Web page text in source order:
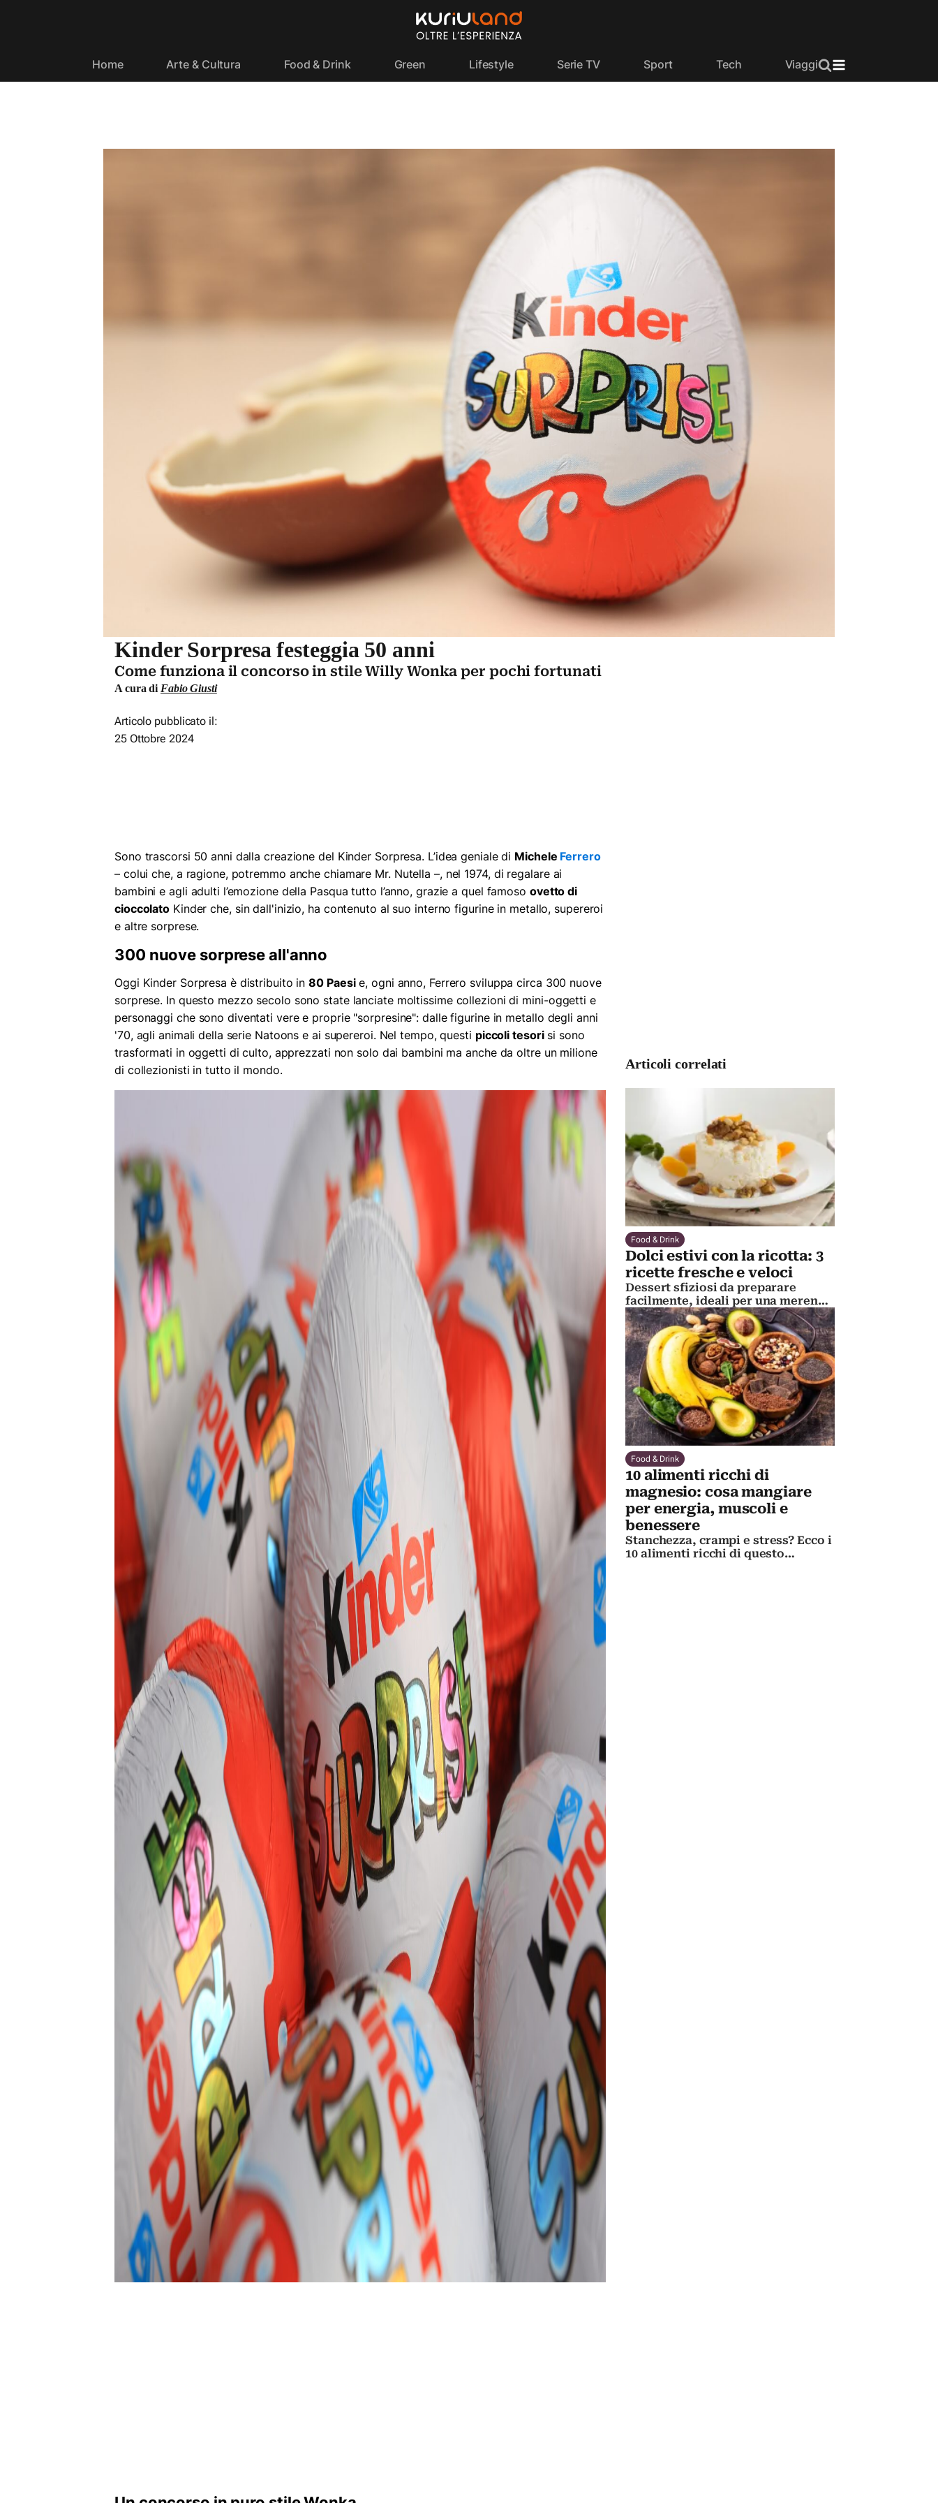
Home Arte & Cultura Food & Drink Green Lifestyle Serie TV Sport Tech Viaggi
Kinder Sorpresa festeggia 50 anni
Come funziona il concorso in stile Willy Wonka per pochi fortunati
A cura di Fabio Giusti
Articolo pubblicato il:
25 Ottobre 2024
Sono trascorsi 50 anni dalla creazione del Kinder Sorpresa. L’idea geniale di Michele Ferrero
– colui che, a ragione, potremmo anche chiamare Mr. Nutella –, nel 1974, di regalare ai
bambini e agli adulti l’emozione della Pasqua tutto l’anno, grazie a quel famoso ovetto di
cioccolato Kinder che, sin dall'inizio, ha contenuto al suo interno figurine in metallo, supereroi
e altre sorprese.
300 nuove sorprese all'anno
Oggi Kinder Sorpresa è distribuito in80 Paesie, ogni anno, Ferrero sviluppa circa 300 nuove
sorprese. In questo mezzo secolo sono state lanciate moltissime collezioni di mini-oggetti e
personaggi che sono diventati vere e proprie "sorpresine": dalle figurine in metallo degli anni
'70, agli animali della serie Natoons e ai supereroi. Nel tempo, questi piccoli tesorisi sono
trasformati in oggetti di culto, apprezzati non solo dai bambini ma anche da oltre un milione
di collezionisti in tutto il mondo.
Articoli correlati
Food & Drink
Dolci estivi con la ricotta: 3
ricette fresche e veloci
Dessert sfiziosi da preparare
facilmente, ideali per una merenda
estiva o un fine pasto
Food & Drink
10 alimenti ricchi di
magnesio: cosa mangiare
per energia, muscoli e
benessere
Stanchezza, crampi e stress? Ecco i
10 alimenti ricchi di questo